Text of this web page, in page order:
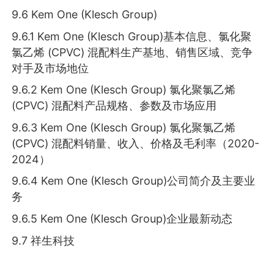
9.6 Kem One (Klesch Group)
9.6.1 Kem One (Klesch Group)基本信息、氯化聚
氯乙烯 (CPVC) 混配料生产基地、销售区域、竞争
对手及市场地位
9.6.2 Kem One (Klesch Group) 氯化聚氯乙烯
(CPVC) 混配料产品规格、参数及市场应用
9.6.3 Kem One (Klesch Group) 氯化聚氯乙烯
(CPVC) 混配料销量、收入、价格及毛利率（2020-
2024）
9.6.4 Kem One (Klesch Group)公司简介及主要业
务
9.6.5 Kem One (Klesch Group)企业最新动态
9.7 祥生科技